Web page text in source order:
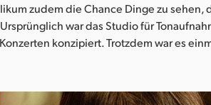
zudem die Chance Dinge zu sehen,
war das Studio für
konzipiert. Trotzdem war es